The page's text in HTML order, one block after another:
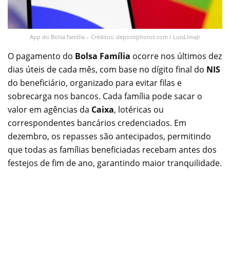
App do Bolsa família – Créditos: depositphotos.com / LuisLimaJr
O pagamento do Bolsa Família ocorre nos últimos dez
dias úteis de cada mês, com base no dígito final do NIS
do beneficiário, organizado para evitar filas e
sobrecarga nos bancos. Cada família pode sacar o
valor em agências da Caixa, lotéricas ou
correspondentes bancários credenciados. Em
dezembro, os repasses são antecipados, permitindo
que todas as famílias beneficiadas recebam antes dos
festejos de fim de ano, garantindo maior tranquilidade.